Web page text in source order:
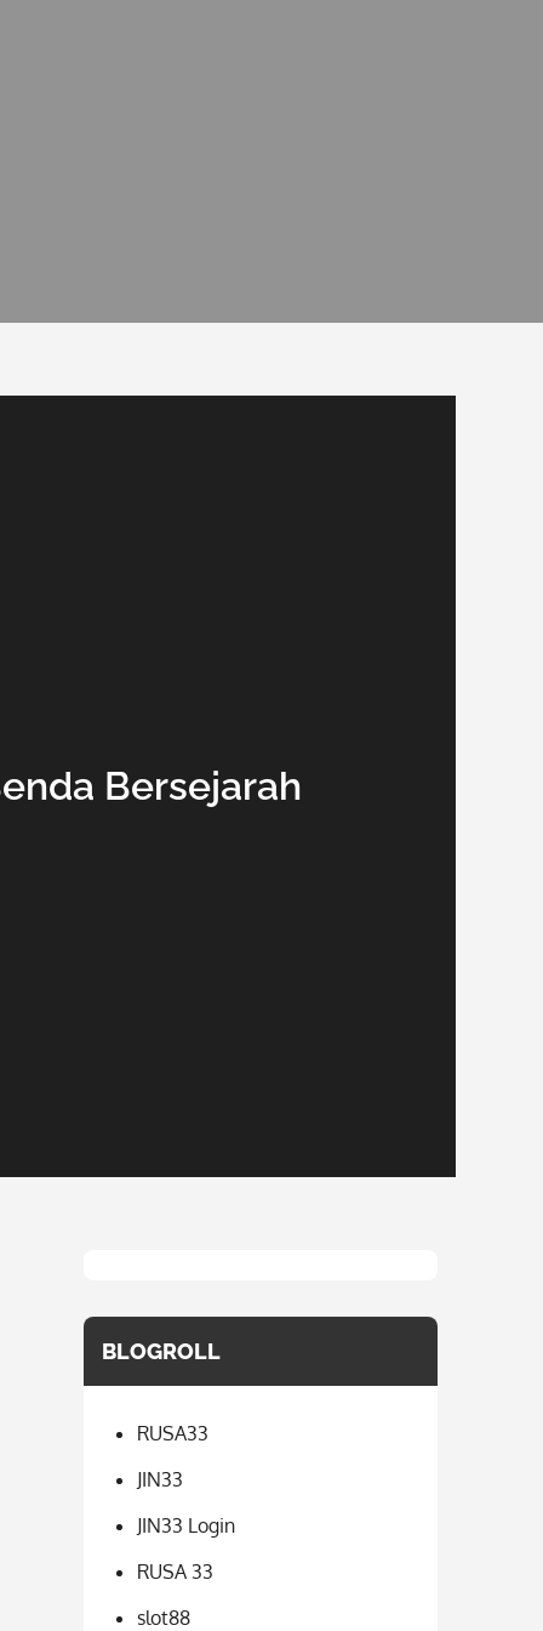
Bersejarah
BLOGROLL
RUSA33
JIN33
JIN33 Login
RUSA 33
slot88